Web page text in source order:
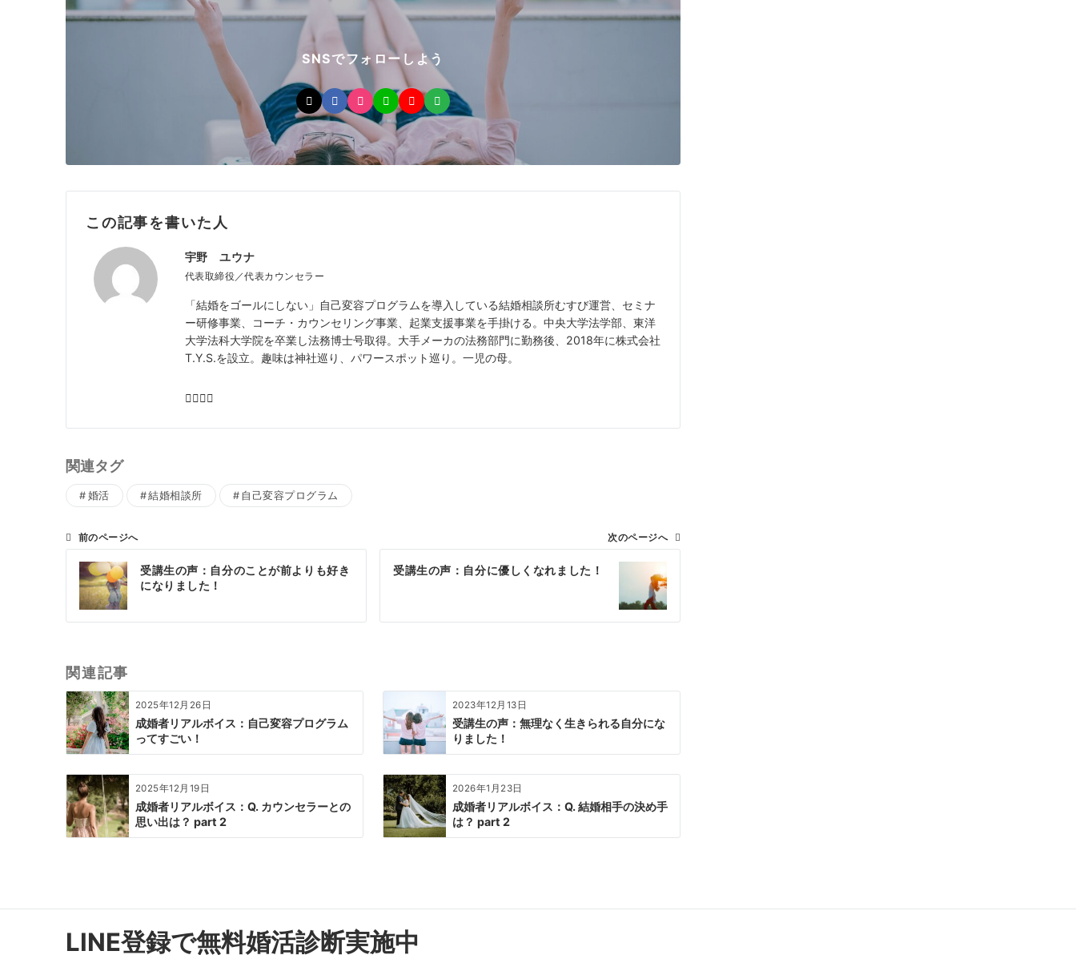
SNSでフォローしよう
この記事を書いた人
宇野 ユウナ
代表取締役／代表カウンセラー
「結婚をゴールにしない」自己変容プログラムを導入している結婚相談所むすび運営、セミナ
ー研修事業、コーチ・カウンセリング事業、起業支援事業を手掛ける。中央大学法学部、東洋
大学法科大学院を卒業し法務博士号取得。大手メーカの法務部門に勤務後、2018年に株式会社
T.Y.S.を設立。趣味は神社巡り、パワースポット巡り。一児の母。
関連タグ
婚活 結婚相談所 自己変容プログラム
ビ
シ
ョ
ン
前のページへ
受講生の声：自分のことが前よりも好き
になりました！
次のページへ
受講生の声：自分に優しくなれました！
関連記事
2025年12月26日
成婚者リアルボイス：自己変容プログラム
ってすごい！
2023年12月13日
受講生の声：無理なく生きられる自分にな
りました！
2025年12月19日
成婚者リアルボイス：Q. カウンセラーとの
思い出は？ part 2
2026年1月23日
成婚者リアルボイス：Q. 結婚相手の決め手
は？ part 2
LINE登録で無料婚活診断実施中